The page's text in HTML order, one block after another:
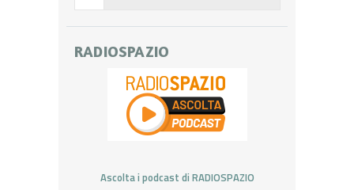
RADIOSPAZIO
Ascolta i podcast di RADIOSPAZIO